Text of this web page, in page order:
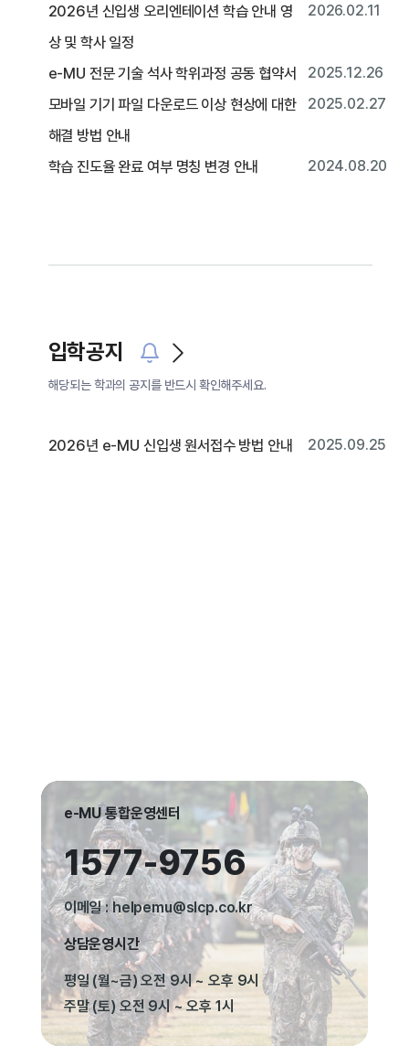
2026년 신입생 오리엔테이션 학습 안내 영
상 및 학사 일정
2026.02.11
e-MU 전문 기술 석사 학위과정 공동 협약서 2025.12.26
모바일 기기 파일 다운로드 이상 현상에 대한
해결 방법 안내
2025.02.27
학습 진도율 완료 여부 명칭 변경 안내 2024.08.20
입학공지
해당되는 학과의 공지를 반드시 확인해주세요.
2026년 e-MU 신입생 원서접수 방법 안내 2025.09.25
e-MU 통합운영센터
1577-9756
이메일 : helpemu@slcp.co.kr
상담운영시간
평일 (월~금) 오전 9시 ~ 오후 9시
주말 (토) 오전 9시 ~ 오후 1시